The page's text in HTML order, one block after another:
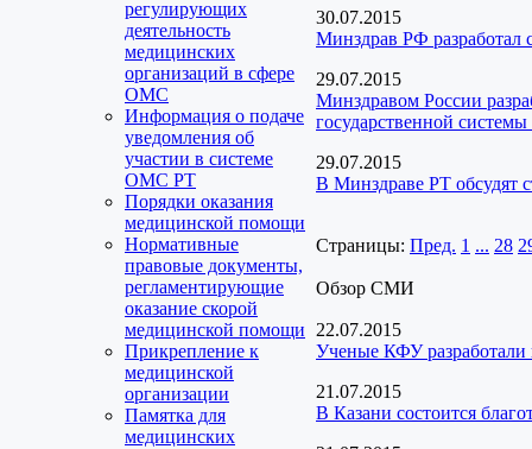
регулирующих
деятельность
медицинских
организаций в сфере
ОМС
Информация о подаче
уведомления об
участии в системе
ОМС РТ
Порядки оказания
медицинской помощи
Нормативные
правовые документы,
регламентирующие
оказание скорой
медицинской помощи
Прикрепление к
медицинской
организации
Памятка для
медицинских
30.07.2015
Минздрав РФ разработал
29.07.2015
Минздравом России
государственной
29.07.2015
В Минздраве РТ обсудят
Страницы: Пред. 1 ... 28
Обзор СМИ
22.07.2015
Ученые КФУ разработали
21.07.2015
В Казани состоится